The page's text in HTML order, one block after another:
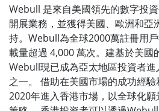
Webull 是來自美國領先的數字投
開展業務，並獲得美國、歐洲和亞
持。 Webull為全球2000萬註冊用
載量超過 4,000萬次。建基於美國
Webull現已成為亞太地區投資者
之一。 借助在美國市場的成功經驗
2020年進入香港市場，以全球化